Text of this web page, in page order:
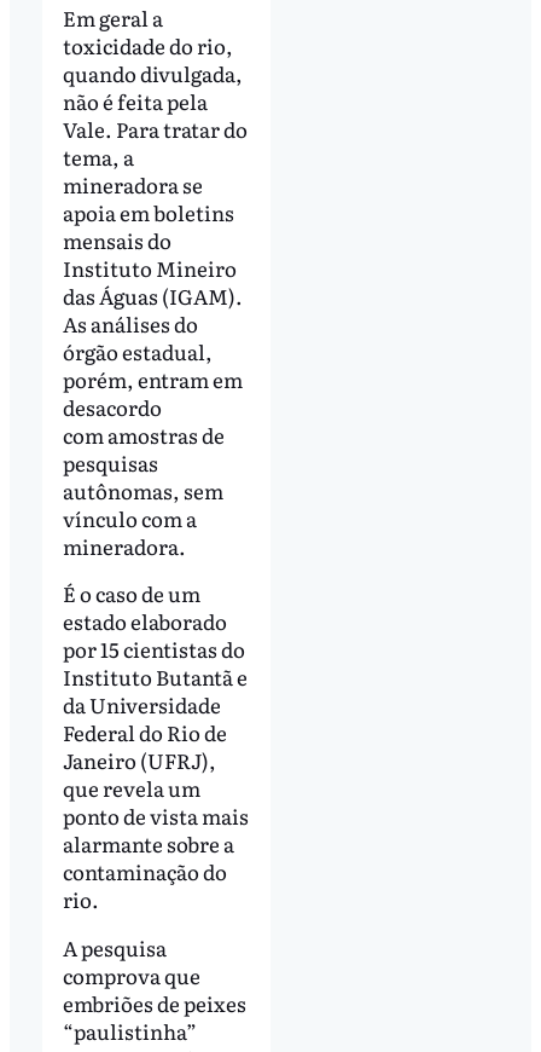
Em geral a
toxicidade do rio,
quando divulgada,
não é feita pela
Vale. Para tratar do
tema, a
mineradora se
apoia em boletins
mensais do
Instituto Mineiro
das Águas (IGAM).
As análises do
órgão estadual,
porém, entram em
desacordo
com amostras de
pesquisas
autônomas, sem
vínculo com a
mineradora.
É o caso de um
estado elaborado
por 15 cientistas do
Instituto Butantã e
da Universidade
Federal do Rio de
Janeiro (UFRJ),
que revela um
ponto de vista mais
alarmante sobre a
contaminação do
rio.
A pesquisa
comprova que
embriões de peixes
“paulistinha”